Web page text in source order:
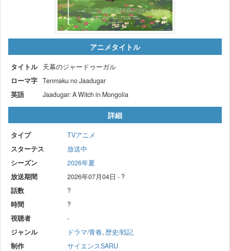
アニメタイトル
タイトル
天幕のジャードゥーガル
ローマ字 Tenmaku no Jaadugar
英語
Jaadugar: A Witch in Mongolia
詳細
タイプ
TVアニメ
スターテス
放送中
シーズン
2026年夏
放送期間
2026年07月04日 - ?
話数
?
時間
?
視聴者
-
ジャンル
ドラマ/青春, 歴史/戦記
制作
サイエンスSARU